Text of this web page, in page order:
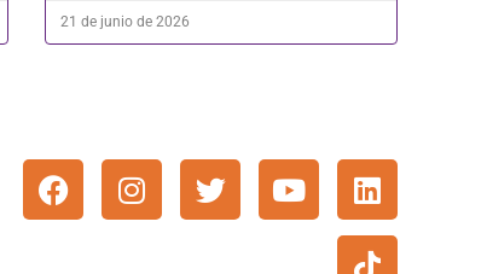
21 de junio de 2026